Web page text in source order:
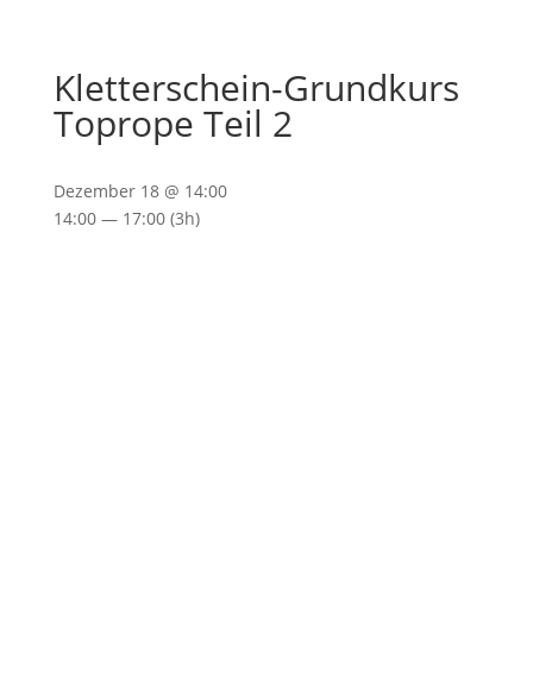
Kletterschein-Grundkurs
Toprope Teil 2
Dezember 18 @ 14:00
14:00 — 17:00 (3h)